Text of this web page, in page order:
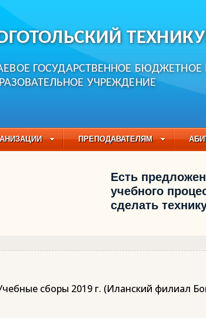
ГОСУДАРСТВЕННОЕ
УЧРЕЖДЕНИЕ
ПРЕПОДАВАТЕЛЯМ
НАБОР ОБУЧАЮЩИХСЯ НА 2021-2022 УЧЕБНЫЙ
Есть
учебного
сделать
сборы 2019 г. (Иланский филиал